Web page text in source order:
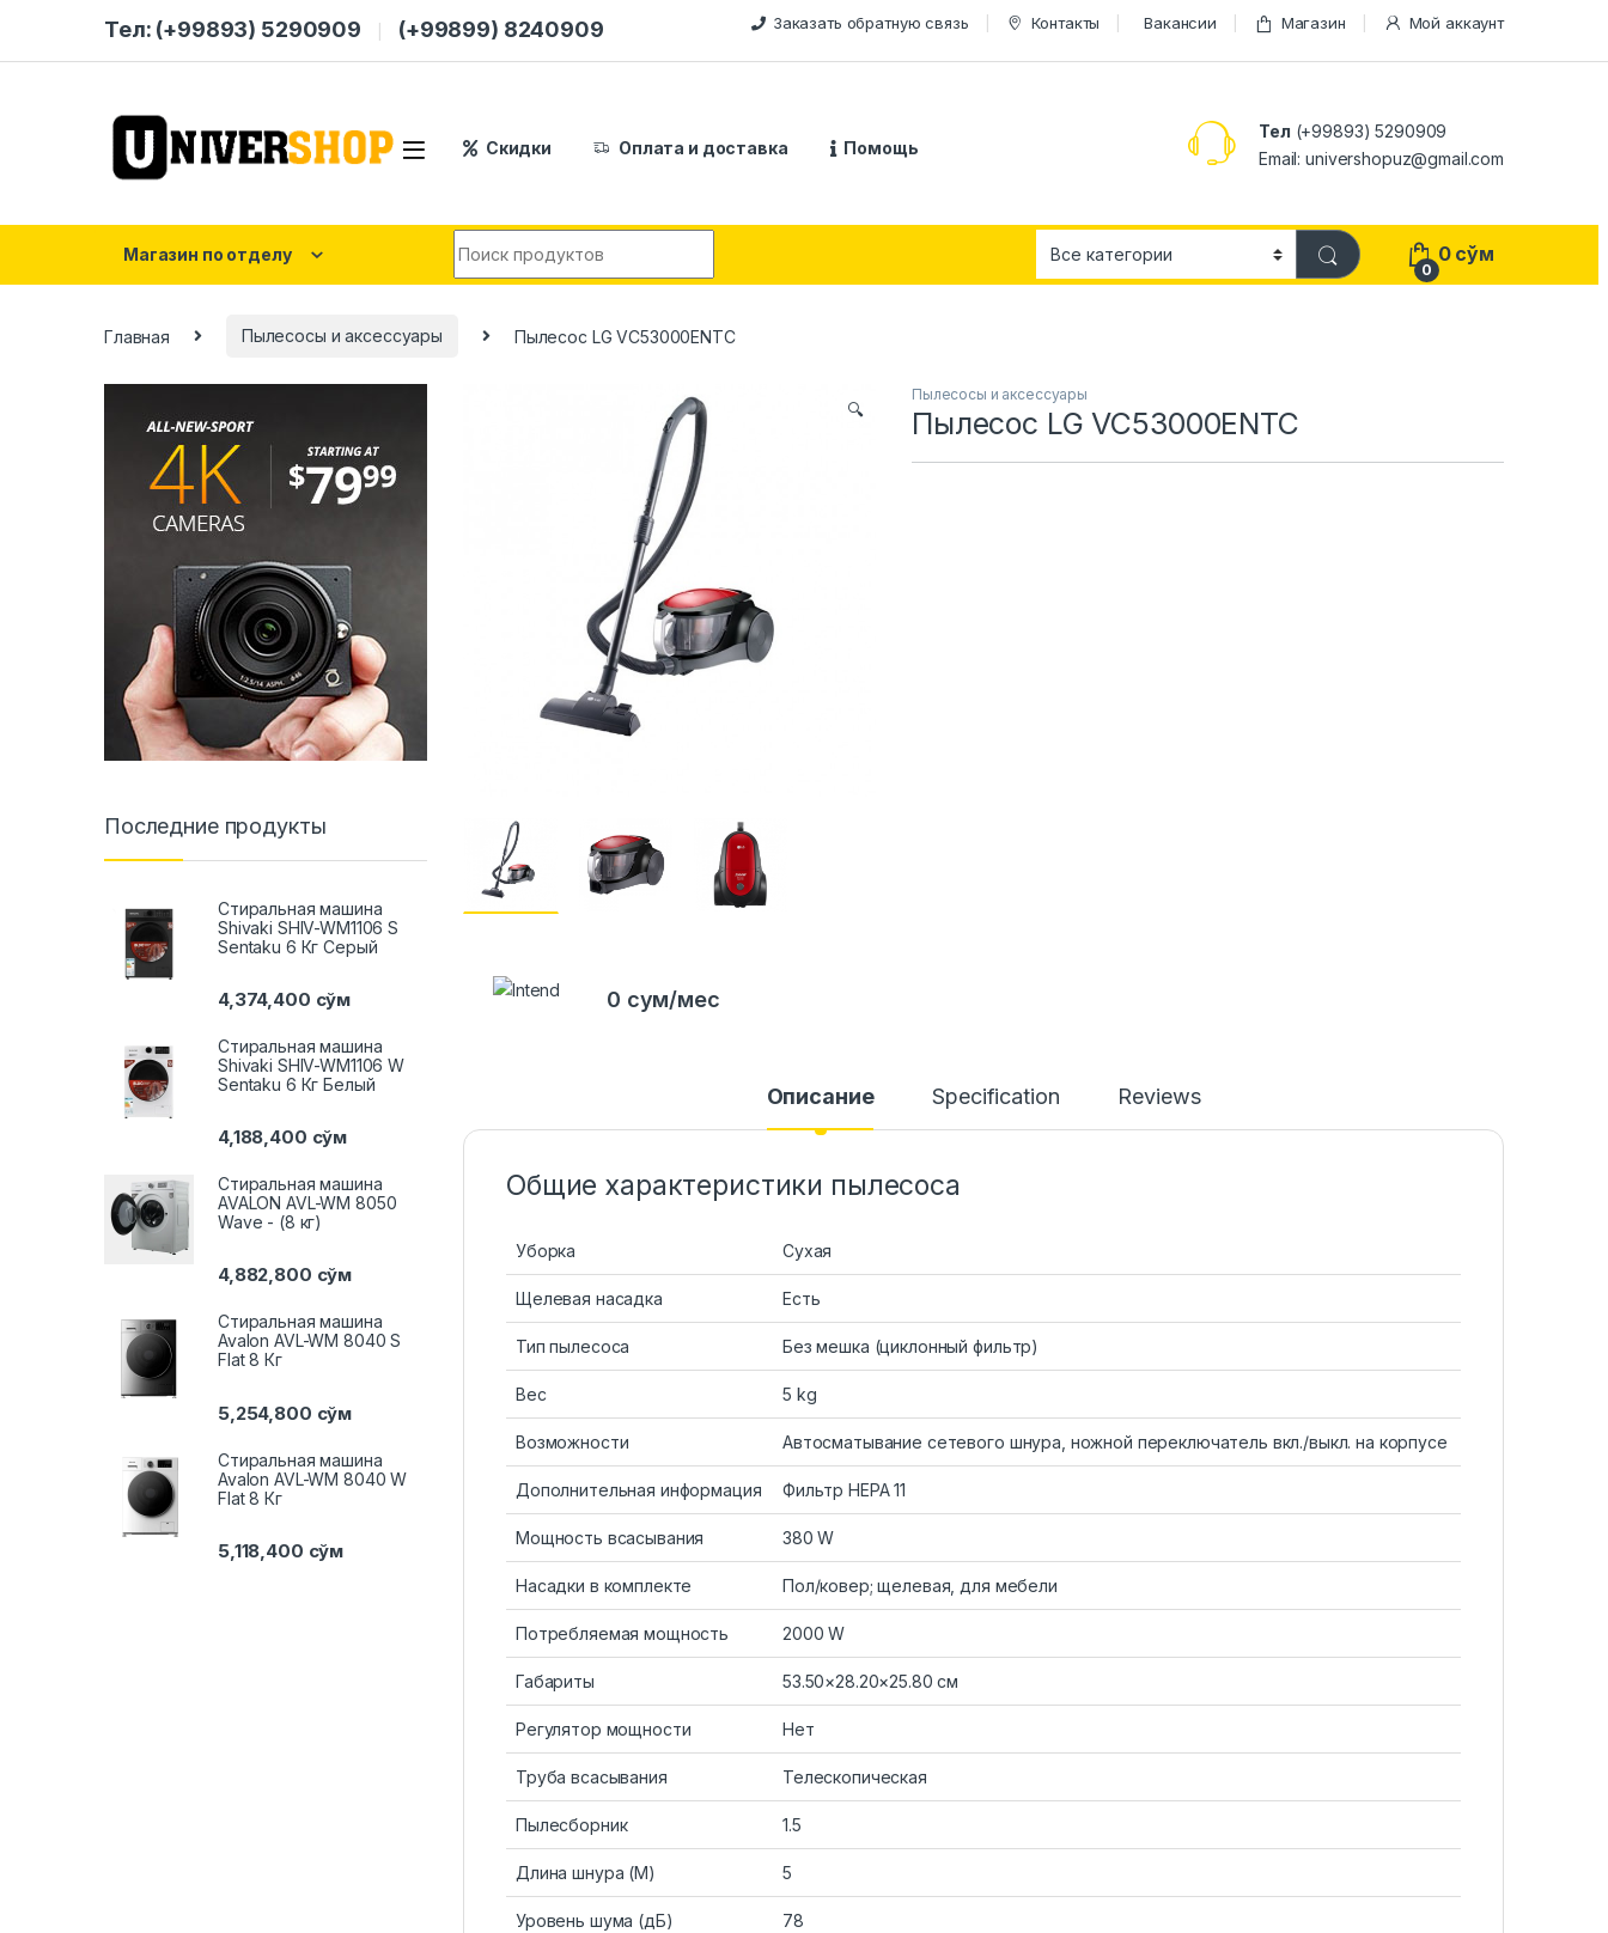
Тел: (+99893) 5290909 (+99899) 8240909 Заказать обратную связь Контакты Вакансии Магазин Мой аккаунт
Скидки Оплата и доставка Помощь
Тел (+99893) 5290909
Email: univershopuz@gmail.com
Магазин по отделу
0
0 сўм
Главная Пылесосы и аксессуары Пылесос LG VC53000ENTC
🔍
Пылесосы и аксессуары
Пылесос LG VC53000ENTC
0 сум/мес
Описание Specification Reviews
Общие характеристики пылесоса
Уборка Сухая
Щелевая насадка Есть
Тип пылесоса Без мешка (циклонный фильтр)
Вес 5 kg
Возможности Автосматывание сетевого шнура, ножной переключатель вкл./выкл. на корпусе
Дополнительная информация Фильтр HEPA 11
Мощность всасывания 380 W
Насадки в комплекте Пол/ковер; щелевая, для мебели
Потребляемая мощность 2000 W
Габариты 53.50×28.20×25.80 см
Регулятор мощности Нет
Труба всасывания Телескопическая
Пылесборник 1.5
Длина шнура (M) 5
Уровень шума (дБ) 78
Последние продукты
Стиральная машина
Shivaki SHIV-WM1106 S
Sentaku 6 Кг Серый
4,374,400 сўм
Стиральная машина
Shivaki SHIV-WM1106 W
Sentaku 6 Кг Белый
4,188,400 сўм
Стиральная машина
AVALON AVL-WM 8050
Wave - (8 кг)
4,882,800 сўм
Стиральная машина
Avalon AVL-WM 8040 S
Flat 8 Кг
5,254,800 сўм
Стиральная машина
Avalon AVL-WM 8040 W
Flat 8 Кг
5,118,400 сўм